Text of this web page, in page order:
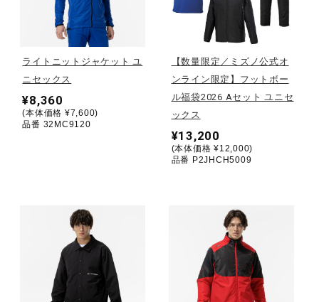
テニス／ソフトテニス
バドミントン
陸上競技
ソフトボール
柔道
ライトニットジャケット ユ
ニセックス
¥8,360
(本体価格 ¥7,600)
品番 32MC9120
【数量限定／ミズノ公式オ
ンライン限定】フットボー
ル福袋2026 Aセット ユニセ
ックス
¥13,200
(本体価格 ¥12,000)
品番 P2JHCH5009